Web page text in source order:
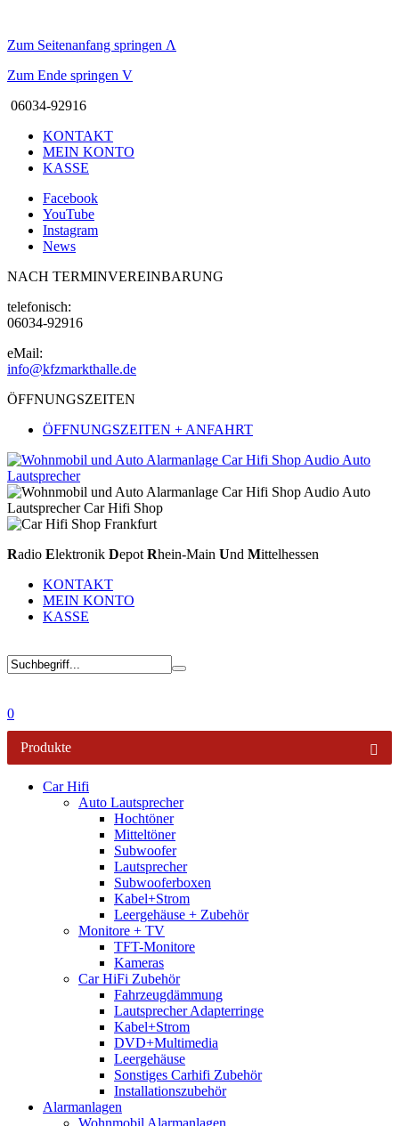
Zum Seitenanfang springen Λ
Zum Ende springen V
06034-92916
KONTAKT
MEIN KONTO
KASSE
Facebook
YouTube
Instagram
News
NACH TERMINVEREINBARUNG
telefonisch:
06034-92916
eMail:
info@kfzmarkthalle.de
ÖFFNUNGSZEITEN
ÖFFNUNGSZEITEN + ANFAHRT
Radio Elektronik Depot Rhein-Main Und Mittelhessen
KONTAKT
MEIN KONTO
KASSE
0
Produkte
Car Hifi
Auto Lautsprecher
Hochtöner
Mitteltöner
Subwoofer
Lautsprecher
Subwooferboxen
Kabel+Strom
Leergehäuse + Zubehör
Monitore + TV
TFT-Monitore
Kameras
Car HiFi Zubehör
Fahrzeugdämmung
Lautsprecher Adapterringe
Kabel+Strom
DVD+Multimedia
Leergehäuse
Sonstiges Carhifi Zubehör
Installationszubehör
Alarmanlagen
Wohnmobil Alarmanlagen